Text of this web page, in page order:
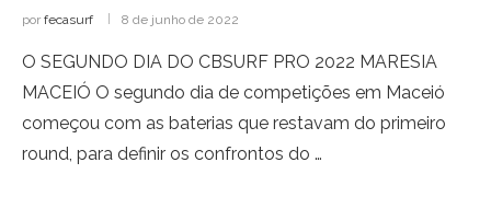
por fecasurf 8 de junho de 2022
O SEGUNDO DIA DO CBSURF PRO 2022 MARESIA
MACEIÓ O segundo dia de competições em Maceió
começou com as baterias que restavam do primeiro
round, para definir os confrontos do …